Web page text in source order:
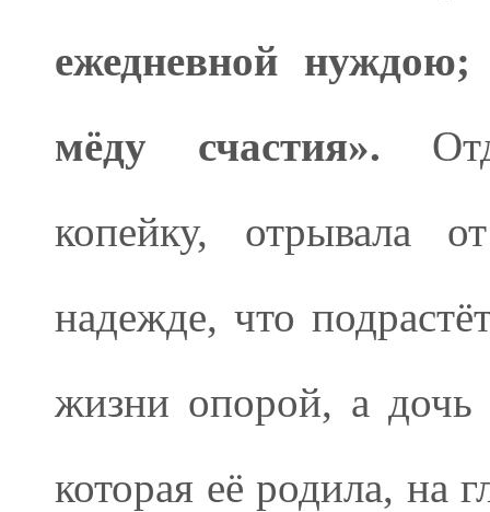
ежедневной
мёду счастия».
копейку, отрывала
надежде, что
жизни опорой, а дочь
которая её родила, на